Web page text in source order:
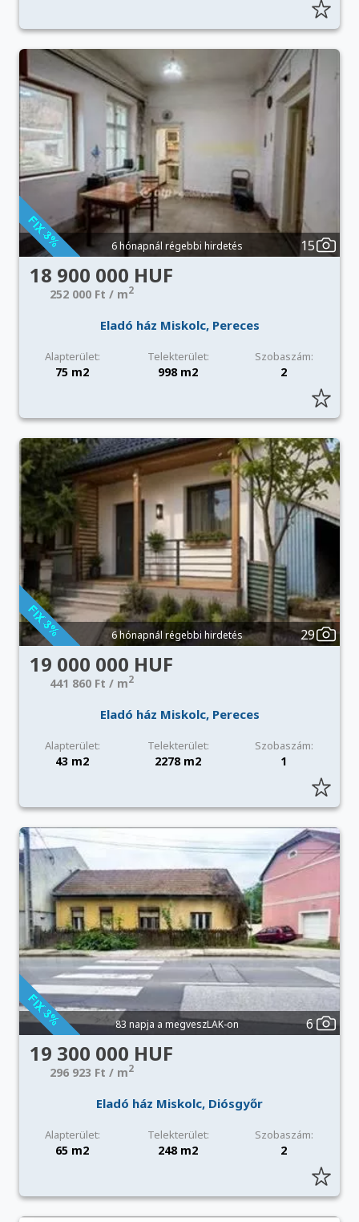
6 hónapnál régebbi hirdetés 15
18 900 000 HUF
252 000 Ft / m2
Eladó ház Miskolc, Pereces
Alapterület: Telekterület: Szobaszám:
75 m2 998 m2 2
6 hónapnál régebbi hirdetés 29
19 000 000 HUF
441 860 Ft / m2
Eladó ház Miskolc, Pereces
Alapterület: Telekterület: Szobaszám:
43 m2 2278 m2 1
83 napja a megveszLAK-on 6
19 300 000 HUF
296 923 Ft / m2
Eladó ház Miskolc, Diósgyőr
Alapterület: Telekterület: Szobaszám:
65 m2 248 m2 2